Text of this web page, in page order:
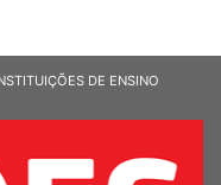
DE ENSINO